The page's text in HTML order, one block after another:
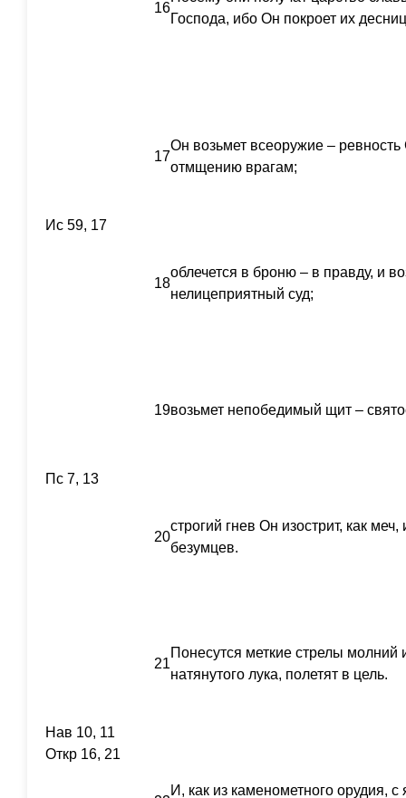
16
Господа, ибо Он покроет их
17
Он возьмет всеоружие –
отмщению врагам;
Ис 59, 17
18
облечется в броню – в правду, и
нелицеприятный суд;
19возьмет непобедимый щит –
Пс 7, 13
20
строгий гнев Он изострит, как
безумцев.
21
Понесутся меткие стрелы молний
натянутого лука, полетят в цель.
Нав 10, 11
Откр 16, 21
И, как из каменометного орудия,